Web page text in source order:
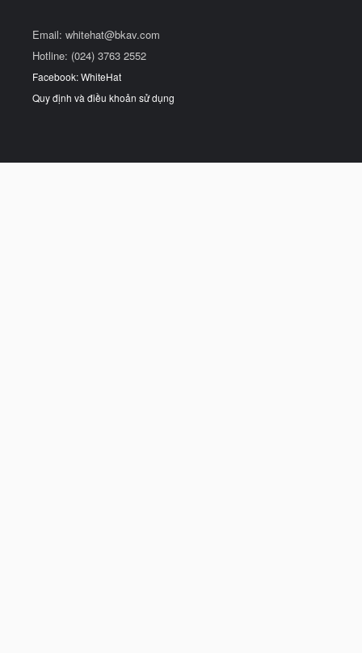
Email: whitehat@bkav.com
Hotline: (024) 3763 2552
Facebook: WhiteHat
Quy định và điều khoản sử dụng